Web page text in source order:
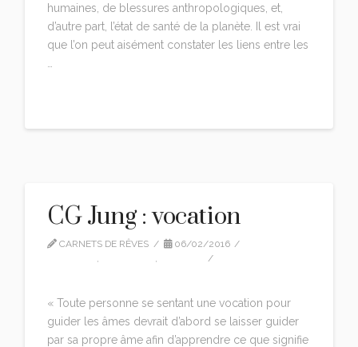
humaines, de blessures anthropologiques, et,
d’autre part, l’état de santé de la planète. Il est vrai
que l’on peut aisément constater les liens entre les
CG Jung : vocation
CARNETS DE RÊVES
06/02/2016
, ,
« Toute personne se sentant une vocation pour
guider les âmes devrait d’abord se laisser guider
par sa propre âme afin d’apprendre ce que signifie